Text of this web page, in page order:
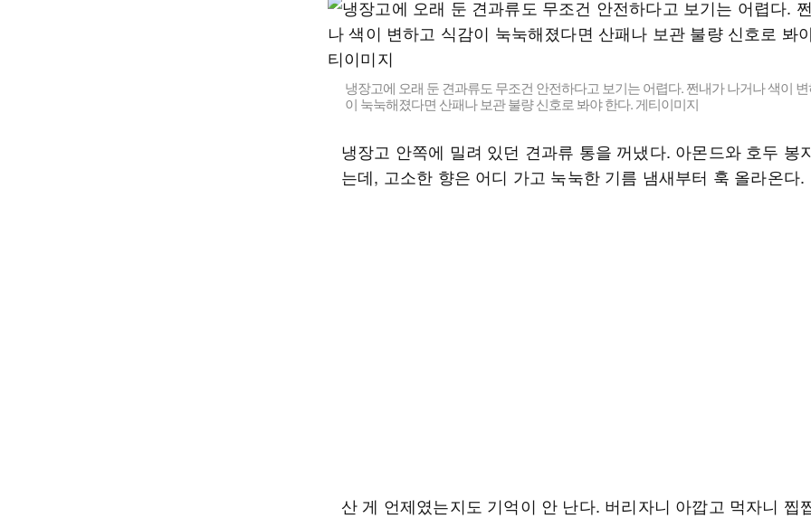
냉장고에 오래 둔 견과류도 무조건 안전하다고 보기는 어렵다. 쩐내가 나거나 색이
이 눅눅해졌다면 산패나 보관 불량 신호로 봐야 한다. 게티이미지
냉장고 안쪽에 밀려 있던 견과류 통을 꺼냈다. 아몬드와 호두 봉
는데, 고소한 향은 어디 가고 눅눅한 기름 냄새부터 훅 올라온다.
산 게 언제였는지도 기억이 안 난다. 버리자니 아깝고 먹자니 찝